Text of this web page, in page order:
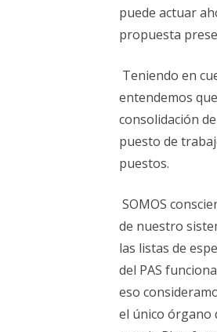
puede actuar
propuesta
Teniendo en
entendemos
consolidación
puesto de
puestos.
SOMOS
de nuestro
las listas de
del PAS
eso
el único órgano